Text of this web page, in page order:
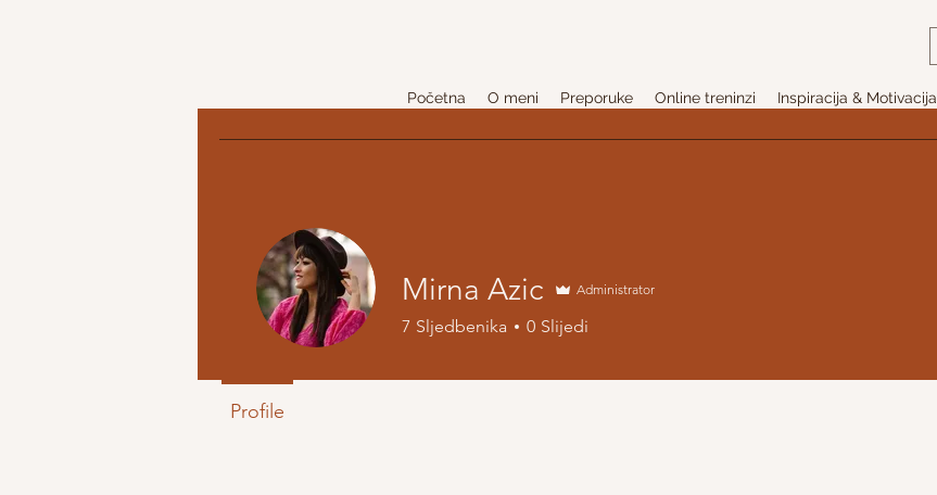
Početna O meni Preporuke Online treninzi Inspiracija & Motivacija
Mirna Azic Administrator
7 Sljedbenika 0 Slijedi
Profile